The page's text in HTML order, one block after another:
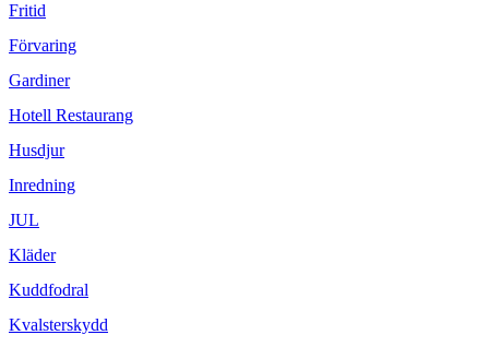
Fritid
Förvaring
Gardiner
Hotell Restaurang
Husdjur
Inredning
JUL
Kläder
Kuddfodral
Kvalsterskydd